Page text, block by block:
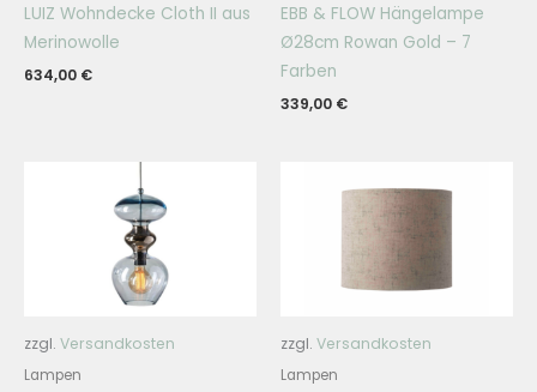
LUIZ Wohndecke Cloth II aus
Merinowolle
634,00 €
EBB & FLOW Hängelampe
Ø28cm Rowan Gold – 7
Farben
339,00 €
zzgl. Versandkosten
Lampen
zzgl. Versandkosten
Lampen